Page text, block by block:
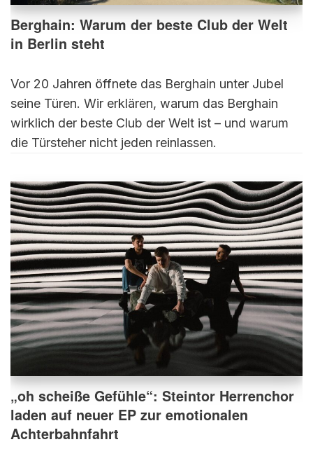
Berghain: Warum der beste Club der Welt
in Berlin steht
Vor 20 Jahren öffnete das Berghain unter Jubel
seine Türen. Wir erklären, warum das Berghain
wirklich der beste Club der Welt ist – und warum
die Türsteher nicht jeden reinlassen.
„oh scheiße Gefühle“: Steintor Herrenchor
laden auf neuer EP zur emotionalen
Achterbahnfahrt